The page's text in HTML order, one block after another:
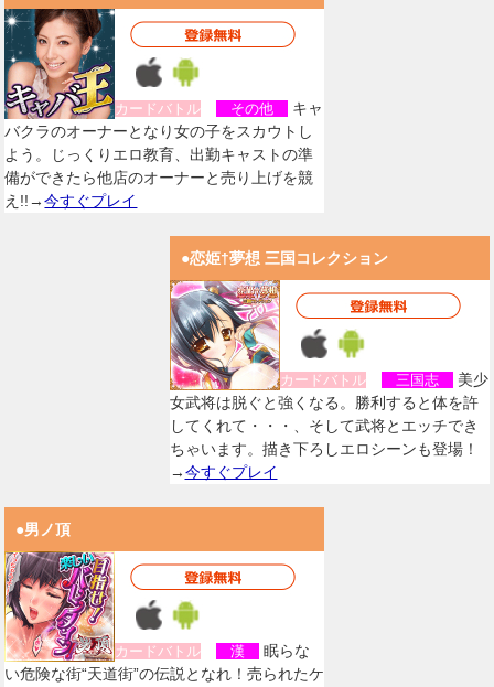
カードバトル その他
キャ
バクラのオーナーとなり女の子をスカウトし
よう。じっくりエロ教育、出勤キャストの準
備ができたら他店のオーナーと売り上げを競
え!!→今すぐプレイ
●恋姫†夢想 三国コレクション
カードバトル 三国志
美少
女武将は脱ぐと強くなる。勝利すると体を許
してくれて・・・、そして武将とエッチでき
ちゃいます。描き下ろしエロシーンも登場！
→今すぐプレイ
●男ノ頂
カードバトル 漢
眠らな
い危険な街“天道街”の伝説となれ！売られたケ